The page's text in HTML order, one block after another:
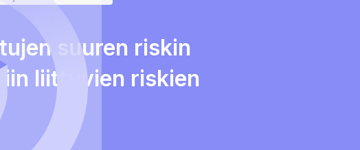
suuren riskin
liittyvien riskien